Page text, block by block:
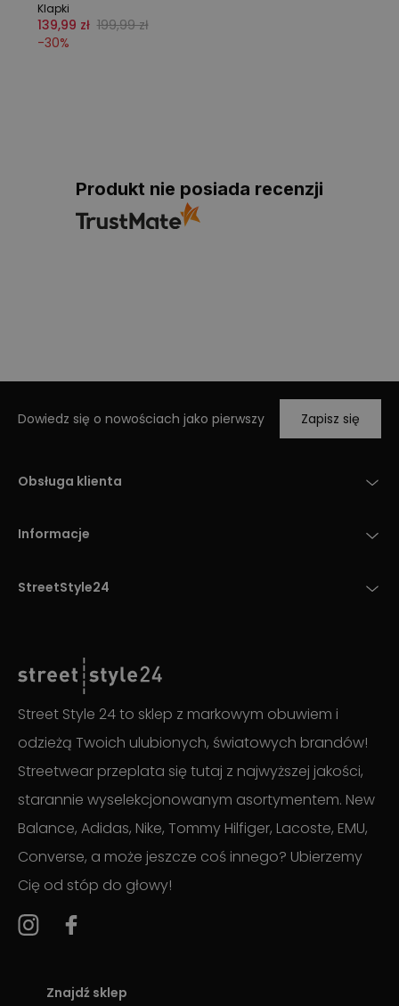
Klapki
139,99 zł 199,99 zł
-30%
Produkt nie posiada recenzji
Dowiedz się o nowościach jako pierwszy Zapisz się
Obsługa klienta
Informacje
StreetStyle24
Street Style 24 to sklep z markowym obuwiem i
odzieżą Twoich ulubionych, światowych brandów!
Streetwear przeplata się tutaj z najwyższej jakości,
starannie wyselekcjonowanym asortymentem. New
Balance, Adidas, Nike, Tommy Hilfiger, Lacoste, EMU,
Converse, a może jeszcze coś innego? Ubierzemy
Cię od stóp do głowy!
Znajdź sklep